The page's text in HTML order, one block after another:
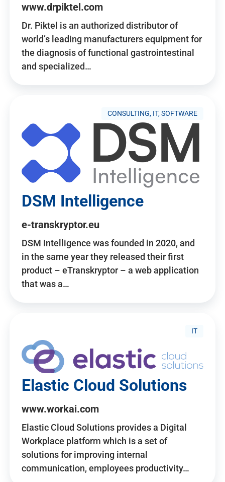
www.drpiktel.com
Dr. Piktel is an authorized distributor of
world’s leading manufacturers equipment for
the diagnosis of functional gastrointestinal
and specialized…
CONSULTING, IT, SOFTWARE
DSM Intelligence
e-transkryptor.eu
DSM Intelligence was founded in 2020, and
in the same year they released their first
product – eTranskryptor – a web application
that was a…
IT
Elastic Cloud Solutions
www.workai.com
Elastic Cloud Solutions provides a Digital
Workplace platform which is a set of
solutions for improving internal
communication, employees productivity…